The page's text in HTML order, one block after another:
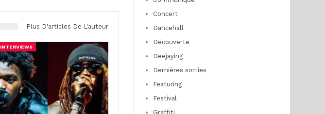
Plus D'articles De L'auteur
INTERVIEWS
Concert
Dancehall
Découverte
Deejaying
Dernières sorties
Featuring
Festival
Graffiti